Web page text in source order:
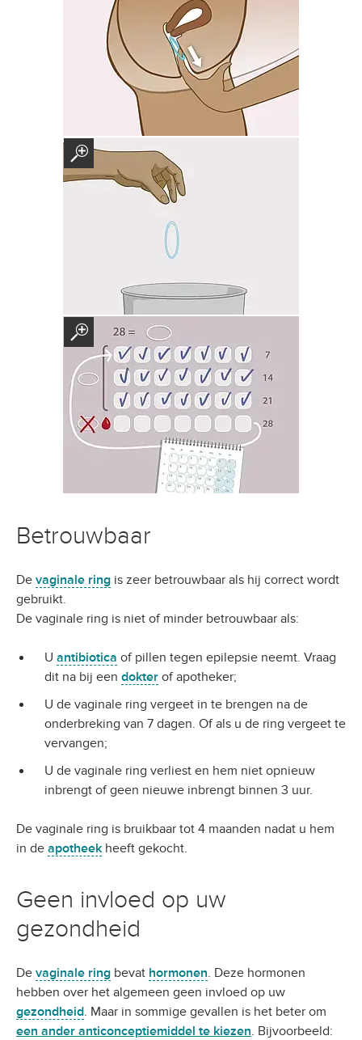
Betrouwbaar
De vaginale ring is zeer betrouwbaar als hij correct wordt
gebruikt.
De vaginale ring is niet of minder betrouwbaar als:
U antibiotica of pillen tegen epilepsie neemt. Vraag
dit na bij een dokter of apotheker;
U de vaginale ring vergeet in te brengen na de
onderbreking van 7 dagen. Of als u de ring vergeet te
vervangen;
U de vaginale ring verliest en hem niet opnieuw
inbrengt of geen nieuwe inbrengt binnen 3 uur.
De vaginale ring is bruikbaar tot 4 maanden nadat u hem
in de apotheek heeft gekocht.
Geen invloed op uw
gezondheid
De vaginale ring bevat hormonen. Deze hormonen
hebben over het algemeen geen invloed op uw
gezondheid. Maar in sommige gevallen is het beter om
een ander anticonceptiemiddel te kiezen. Bijvoorbeeld: